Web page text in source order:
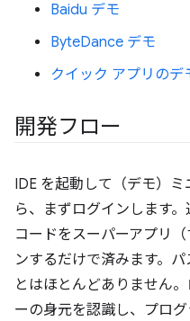
Baidu デモ
ByteDance デモ
クイック アプリのデ
開発フロー
IDE を起動して（デモ）
ら、まずログインします
コードをスーパーアプリ
ンするだけで済みます。
とはほとんどありません
ーの身元を認識し、プログ